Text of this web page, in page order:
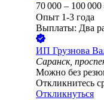
70 000 – 100 000
Опыт 1-3 года
Выплаты: Два
ИП Грузнова
Саранск,
Можно без
Откликнитесь
Откликнуться